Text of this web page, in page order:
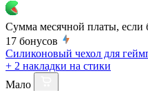
Сумма месячной платы, если
17 бонусов
Силиконовый чехол для
+ 2 накладки на стики
Мало